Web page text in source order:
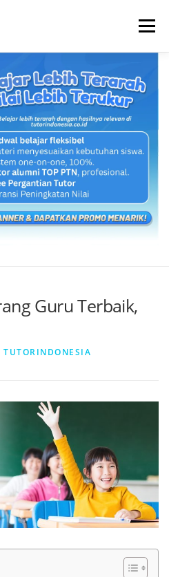
Menu
JADI PENGAJAR
PROFIL ALUMNI
Guru Terbaik,
TUTORINDONESIA